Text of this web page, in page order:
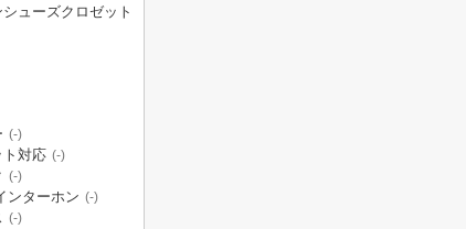
ューズクロゼット
(-)
ト対応 (-)
(-)
ンターホン (-)
(-)